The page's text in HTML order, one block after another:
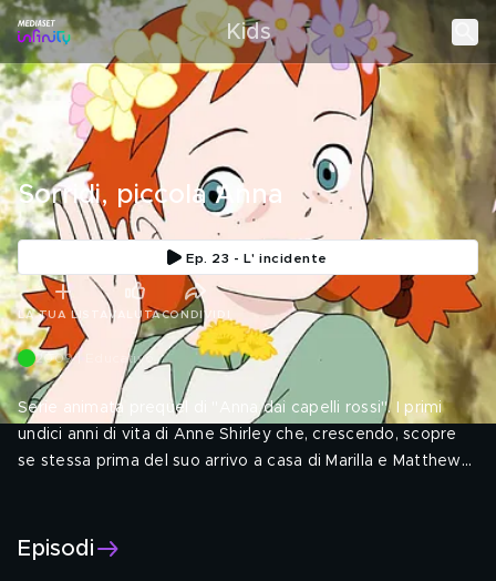
Kids
Sorridi, piccola Anna
Ep. 23 - L' incidente
LA TUA LISTA VALUTACONDIVIDI
2009 | Educativo
Serie animata prequel di "Anna dai capelli rossi". I primi
undici anni di vita di Anne Shirley che, crescendo, scopre
se stessa prima del suo arrivo a casa di Marilla e Matthew
dall'autrice canadese Budge Wilson.
Episodi